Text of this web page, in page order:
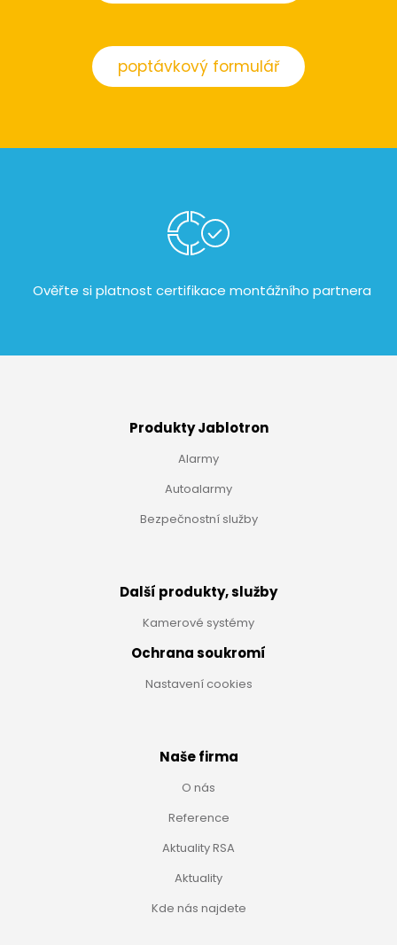
poptávkový formulář
Ověřte si platnost certifikace montážního partnera
Produkty Jablotron
Alarmy
Autoalarmy
Bezpečnostní služby
Další produkty, služby
Kamerové systémy
Ochrana soukromí
Nastavení cookies
Naše firma
O nás
Reference
Aktuality RSA
Aktuality
Kde nás najdete